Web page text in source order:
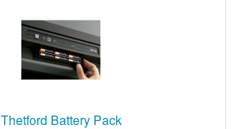
Thetford Battery Pack